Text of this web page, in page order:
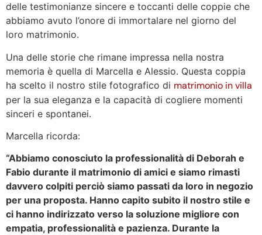
delle testimonianze sincere e toccanti delle coppie che
abbiamo avuto l’onore di immortalare nel giorno del
loro matrimonio.
Una delle storie che rimane impressa nella nostra
memoria è quella di Marcella e Alessio. Questa coppia
ha scelto il nostro stile fotografico di matrimonio in villa
per la sua eleganza e la capacità di cogliere momenti
sinceri e spontanei.
Marcella ricorda:
“Abbiamo conosciuto la professionalità di Deborah e
Fabio durante il matrimonio di amici e siamo rimasti
davvero colpiti perciò siamo passati da loro in negozio
per una proposta. Hanno capito subito il nostro stile e
ci hanno indirizzato verso la soluzione migliore con
empatia, professionalità e pazienza. Durante la